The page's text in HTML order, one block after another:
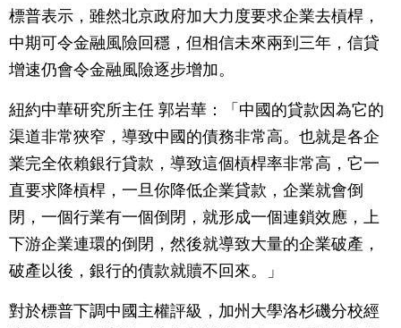
標普表示，雖然北京政府加大力度要求企業去槓桿，
中期可令金融風險回穩，但相信未來兩到三年，信貸
增速仍會令金融風險逐步增加。
紐約中華研究所主任 郭岩華：「中國的貸款因為它的
渠道非常狹窄，導致中國的債務非常高。也就是各企
業完全依賴銀行貸款，導致這個槓桿率非常高，它一
直要求降槓桿，一旦你降低企業貸款，企業就會倒
閉，一個行業有一個倒閉，就形成一個連鎖效應，上
下游企業連環的倒閉，然後就導致大量的企業破產，
破產以後，銀行的債款就贖不回來。」
對於標普下調中國主權評級，加州大學洛杉磯分校經